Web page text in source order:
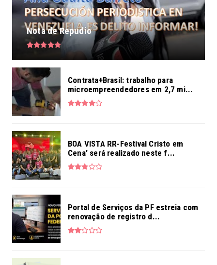
Nota de Repudio
Contrata+Brasil: trabalho para
microempreendedores em 2,7 mi...
BOA VISTA RR-Festival Cristo em
Cena' será realizado neste f...
Portal de Serviços da PF estreia com
renovação de registro d...